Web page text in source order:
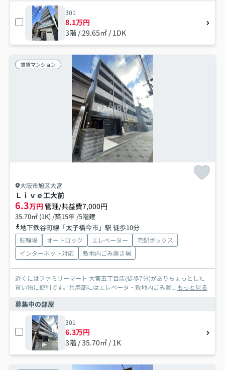
301
8.1万円
3階 / 29.65㎡ / 1DK
賃貸マンション
大阪市旭区大宮
Ｌｉｖｅ工大前
6.3万円 管理/共益費7,000円
35.70㎡ (1K) /築15年 /5階建
地下鉄谷町線「太子橋今市」駅 徒歩10分
駐輪場 オートロック エレベーター
宅配ボックス
インターネット対応
敷地内ごみ置き場
近くにはファミリーマート 大宮五丁目店(徒歩7分)がありちょっとした
買い物に便利です。共用部にはエレベータ・敷地内ごみ置... もっと見る
募集中の部屋
301
6.3万円
3階 / 35.70㎡ / 1K